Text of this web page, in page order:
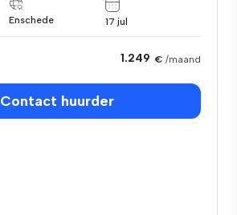
Enschede 17 jul
1.249 € /maand
Contact huurder